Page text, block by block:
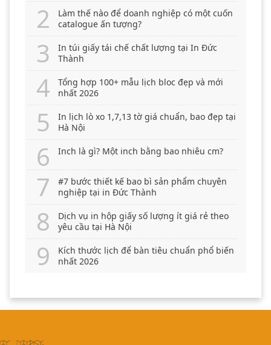
Làm thế nào để doanh nghiệp có một cuốn
catalogue ấn tượng?
In túi giấy tái chế chất lượng tại In Đức
Thành
Tổng hợp 100+ mẫu lịch bloc đẹp và mới
nhất 2026
In lịch lò xo 1,7,13 tờ giá chuẩn, bao đẹp tại
Hà Nội
Inch là gì? Một inch bằng bao nhiêu cm?
#7 bước thiết kế bao bì sản phẩm chuyên
nghiệp tại in Đức Thành
Dịch vụ in hộp giấy số lượng ít giá rẻ theo
yêu cầu tại Hà Nội
Kích thước lịch để bàn tiêu chuẩn phổ biến
nhất 2026